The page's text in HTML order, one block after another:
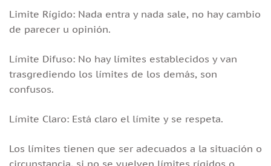
Limite Rígido: Nada entra y nada sale, no hay cambio
de parecer u opinión.
Límite Difuso: No hay límites establecidos y van
trasgrediendo los límites de los demás, son
confusos.
Límite Claro: Está claro el límite y se respeta.
Los límites tienen que ser adecuados a la situación o
circunstancia, si no se vuelven límites rígidos o